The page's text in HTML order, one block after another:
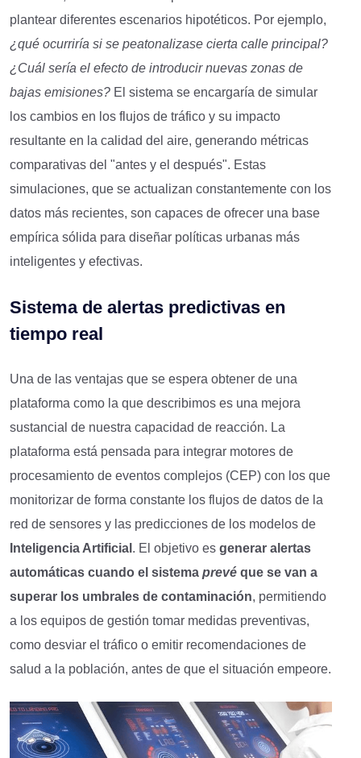
plantear diferentes escenarios hipotéticos. Por ejemplo,
¿qué ocurriría si se peatonalizase cierta calle principal?
¿Cuál sería el efecto de introducirnuevas zonas de
bajas emisiones? El sistema se encargaría de simular
los cambios en los flujos de tráfico y su impacto
resultante en la calidad del aire, generando métricas
comparativas del "antes y el después". Estas
simulaciones, que se actualizan constantemente con los
datos más recientes, son capaces de ofrecer una base
empírica sólida para diseñar políticas urbanas más
inteligentes y efectivas.
Sistema de alertas predictivas en
tiempo real
Una de las ventajas que se espera obtener de una
plataforma como la que describimos es una mejora
sustancial de nuestra capacidad de reacción. La
plataforma está pensada para integrar motores de
procesamiento de eventos complejos (CEP) con los que
monitorizar de forma constante los flujos de datos de la
red de sensores y las predicciones de los modelos de
nteligenciaArtificial . El objetivo es generar alertas
automáticas cuando el sistema prevé que se van a
superar los umbrales de contaminación, permitiendo
a los equipos de gestión tomar medidas preventivas,
como desviar el tráfico o emitir recomendaciones de
salud a la población, antes de que el situación empeore.